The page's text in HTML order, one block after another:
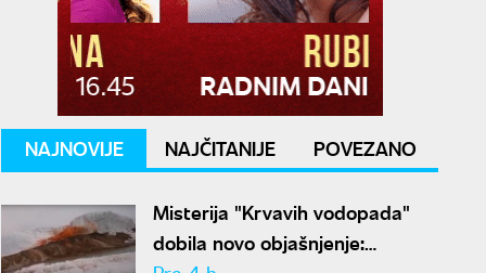
NAJNOVIJE NAJČITANIJE POVEZANO
Misterija "Krvavih vodopada"
dobila novo objašnjenje: